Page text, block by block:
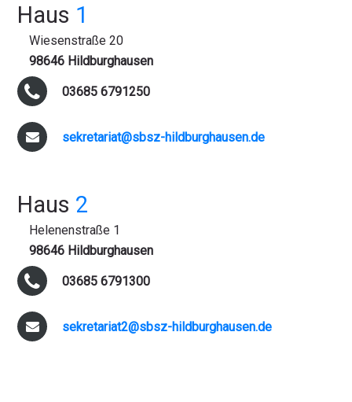
Haus 1
Wiesenstraße 20
98646 Hildburghausen
03685 6791250
sekretariat@sbsz-hildburghausen.de
Haus 2
Helenenstraße 1
98646 Hildburghausen
03685 6791300
sekretariat2@sbsz-hildburghausen.de